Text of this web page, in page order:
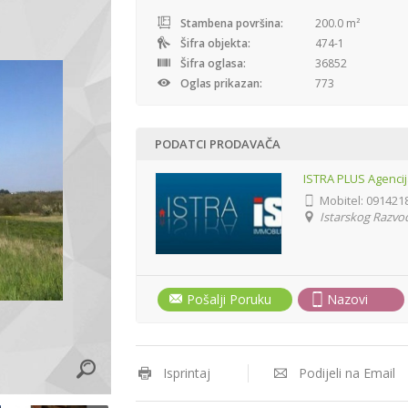
Stambena površina:
200.0 m²
Šifra objekta:
474-1
Šifra oglasa:
36852
Oglas prikazan:
773
PODATCI PRODAVAČA
ISTRA PLUS
Mobitel:
Istarskog
Pošalji Poruku Nazovi
Isprintaj Podijeli na Email